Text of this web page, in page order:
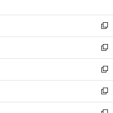
開
く
ウ
で
開
く
ン
ド
ウ
で
開
く
ウ
ィ
ン
ド
ウ
で
開
く
新
し
い
ウ
ィ
ン
ド
ウ
新
し
い
ウ
ィ
ン
新
し
い
ウ
新
し